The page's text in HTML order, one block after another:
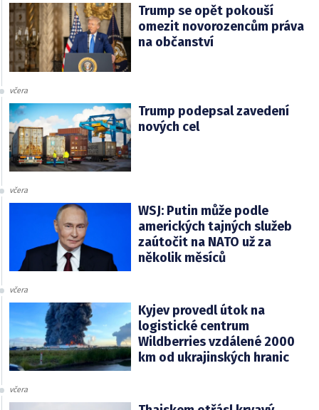
Trump se opět pokouší
omezit novorozencům práva
na občanství
včera
Trump podepsal zavedení
nových cel
včera
WSJ: Putin může podle
amerických tajných služeb
zaútočit na NATO už za
několik měsíců
včera
Kyjev provedl útok na
logistické centrum
Wildberries vzdálené 2000
km od ukrajinských hranic
včera